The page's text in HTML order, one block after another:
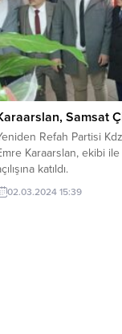
Samsat
Refah Partisi
Karaarslan, ekibi
katıldı.
02.03.2024 15:39